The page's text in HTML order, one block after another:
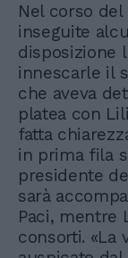
Nel corso
inseguite
disposizione
innescarle il
che aveva
platea con
fatta
in prima fila
presidente
sarà
Paci, mentre
consorti. «La